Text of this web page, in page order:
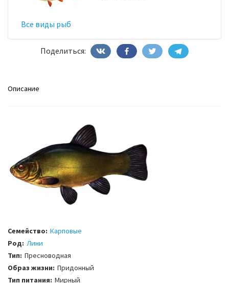
Все виды рыб
Поделиться:
Описание
Семейство: Карповые
Род: Лини
Тип: Пресноводная
Образ жизни: Придонный
Тип питания: Мирный